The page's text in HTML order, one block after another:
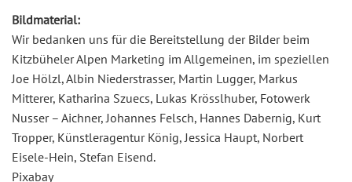
Bildmaterial:
Wir bedanken uns für die Bereitstellung der Bilder beim
Kitzbüheler Alpen Marketing im Allgemeinen, im speziellen
Joe Hölzl, Albin Niederstrasser, Martin Lugger, Markus
Mitterer, Katharina Szuecs, Lukas Krösslhuber, Fotowerk
Nusser – Aichner, Johannes Felsch, Hannes Dabernig, Kurt
Tropper, Künstleragentur König, Jessica Haupt, Norbert
Eisele-Hein, Stefan Eisend.
Pixabay